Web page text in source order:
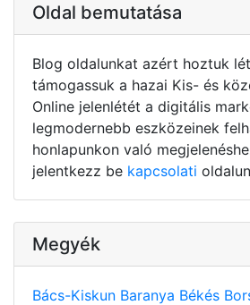
Oldal bemutatása
Blog oldalunkat azért hoztuk
támogassuk a hazai Kis- és
Online jelenlétét a digitális
legmodernebb eszközeinek
honlapunkon való
jelentkezz be kapcsolati
Megyék
Bács-Kiskun Baranya Békés